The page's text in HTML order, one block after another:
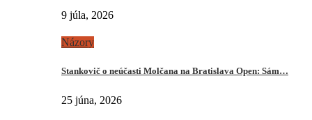
9 júla, 2026
Názory
Stankovič o neúčasti Molčana na Bratislava Open: Sám…
25 júna, 2026